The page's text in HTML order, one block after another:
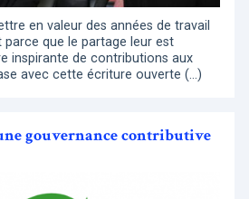
en valeur des années de travail
parce que le partage leur est
inspirante de contributions aux
avec cette écriture ouverte (…)
gouvernance contributive